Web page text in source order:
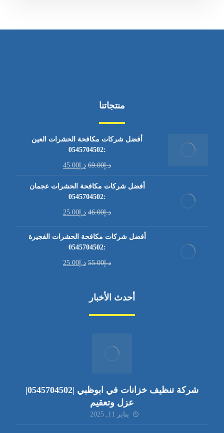
منتجاتنا
أفضل شركات مكافحة الحشرات العين
:0545704502
د.إ69.00 د.إ45.00
أفضل شركات مكافحة الحشرات عجمان
:0545704502
د.إ46.00 د.إ25.00
أفضل شركات مكافحة الحشرات الفجيرة
:0545704502
د.إ55.00 د.إ25.00
أحدث الأخبار
شركة تنظيف خزانات في ابوظبي |0545704502|
عزل وتعقيم
يناير 11, 2025